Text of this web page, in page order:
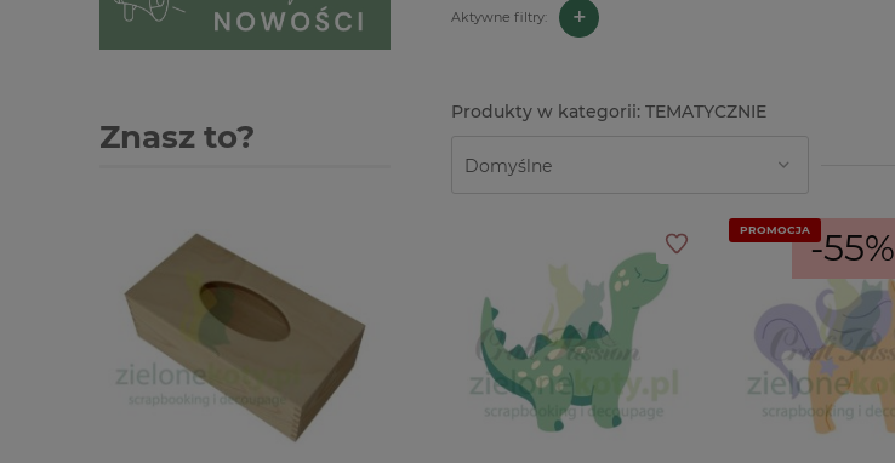
Znasz to?
Aktywne filtry: +
TEMATYCZNIE
-55%
PROMOCJA